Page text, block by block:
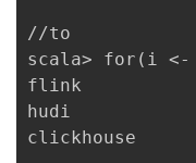
//to
scala> for(i
flink
hudi
clickhouse